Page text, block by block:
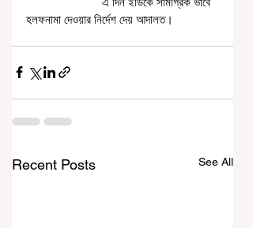
হলফনামা দেওয়ার নির্দেশ দেয় আদালত।
Recent Posts See All